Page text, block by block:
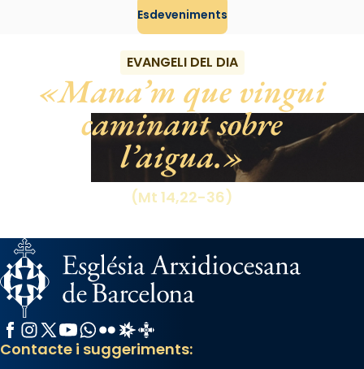
Share
Esdeveniments
EVANGELI DEL DIA
Mana’m que vingui
caminant sobre
l’aigua.
(Mt 14,22-36)
Facebook
Instagram
X / Twitter
YouTube
WhatsApp
FlickrRadio Estel
Catalunya Cristiana
Contacte i suggeriments: